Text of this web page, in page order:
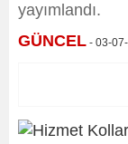
yayımlandı.
GÜNCEL - 03-